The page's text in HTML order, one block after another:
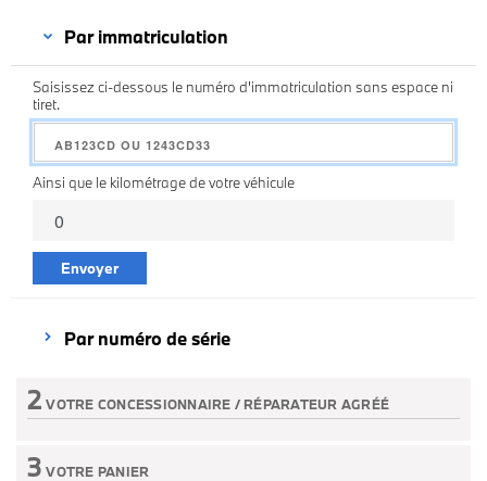
Par immatriculation
Saisissez ci-dessous le numéro d'immatriculation sans espace ni
tiret.
Ainsi que le kilométrage de votre véhicule
Envoyer
Par numéro de série
2 VOTRE CONCESSIONNAIRE / RÉPARATEUR AGRÉÉ
3 VOTRE PANIER